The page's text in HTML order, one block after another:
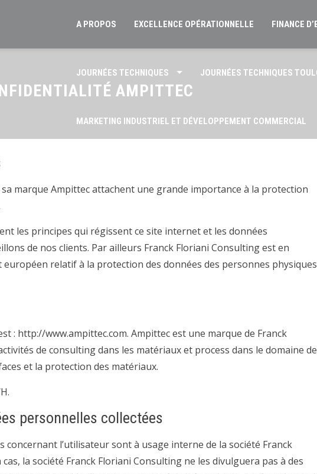
A PROPOS EXCELLENCE OPÉRATIONNELLE FINANCE
JOURNÉES TECHNIQUES JOURNÉES TECHNIQUES
MARKETING INDUSTRIEL ET DÉVELOPPEMENT COMMERCIAL
AMPITTEC
marque Ampittec attachent une grande importance à la protection
les principes qui régissent ce site internet et les données
de nos clients. Par ailleurs Franck Floriani Consulting est en
relatif à la protection des données des personnes
: http://www.ampittec.com. Ampittec est une marque de Franck
de consulting dans les matériaux et process dans le domaine de
et la protection des matériaux.
personnelles collectées
l’utilisateur sont à usage interne de la société Franck
la société Franck Floriani Consulting ne les divulguera pas à des